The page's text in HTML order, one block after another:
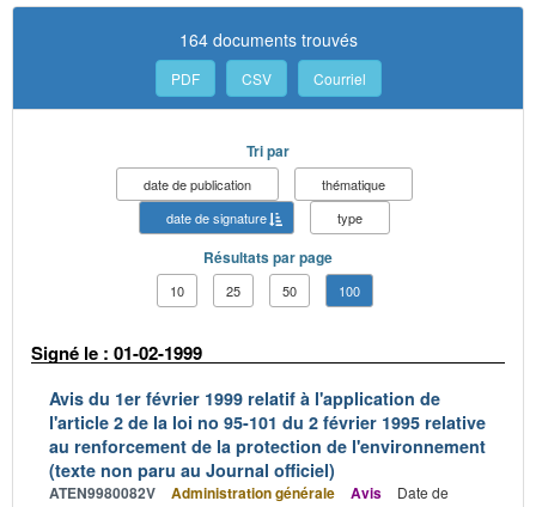
164 documents trouvés
PDF CSV Courriel
Tri par
date de publication
thématique
date de signature
type
Résultats par page
10 25 50 100
Signé le : 01-02-1999
Avis du 1er février 1999 relatif à l'application de
l'article 2 de la loi no 95-101 du 2 février 1995 relative
au renforcement de la protection de l'environnement
(texte non paru au Journal officiel)
ATEN9980082V Administration générale Avis
Date de